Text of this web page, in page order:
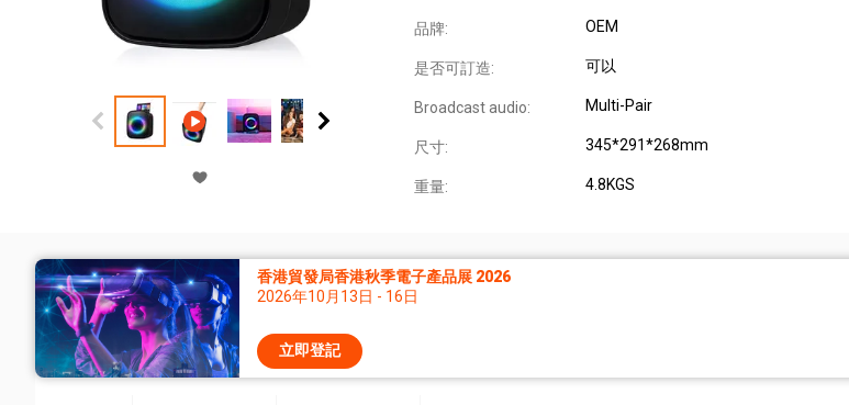
品牌: OEM
是否可訂造: 可以
Broadcast audio: Multi-Pair
尺寸: 345*291*268mm
重量: 4.8KGS
香港貿發局香港秋季電子產品展 2026
2026年10月13日 - 16日
立即登記